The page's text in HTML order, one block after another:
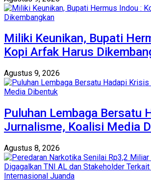
Miliki Keunikan, Bupati
Kopi Arfak Harus
Agustus 9, 2026
Puluhan Lembaga Bersatu
Jurnalisme, Koalisi Media
Agustus 8, 2026